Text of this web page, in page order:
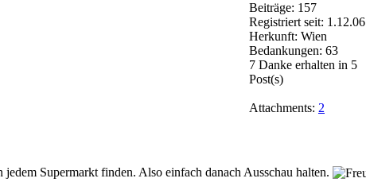
Beiträge: 157
Registriert seit: 1.12.06
Herkunft: Wien
Bedankungen: 63
7 Danke erhalten in 5
Post(s)
Attachments: 2
Supermarkt finden. Also einfach danach Ausschau halten.